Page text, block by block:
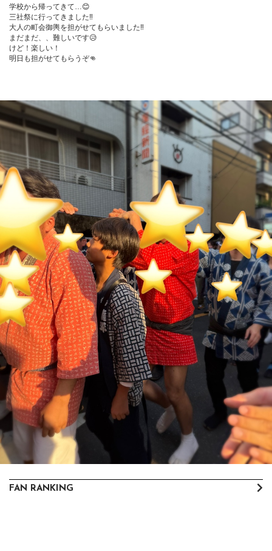
学校から帰ってきて…😊
三社祭に行ってきました‼️
大人の町会御輿を担がせてもらいました‼️
まだまだ、、難しいです😥
けど！楽しい！
明日も担がせてもらうぞ👊
FAN RANKING